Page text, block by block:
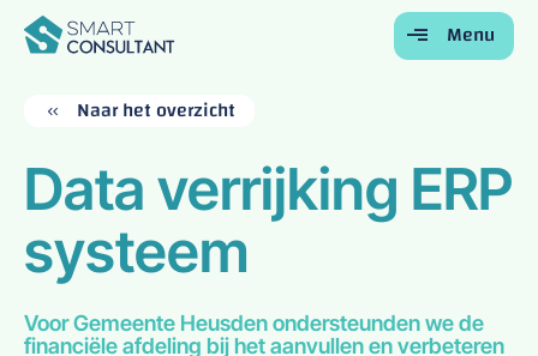
Menu
Home
Voor Bedrijven
Voor Studenten
Over Ons
Terug
Onze Diensten
Terug
Terug
Terug
Terug
Naar het overzicht
Data verrijking ERP
systeem
Voor Gemeente Heusden ondersteunden we de
financiële afdeling bij het aanvullen en verbeteren